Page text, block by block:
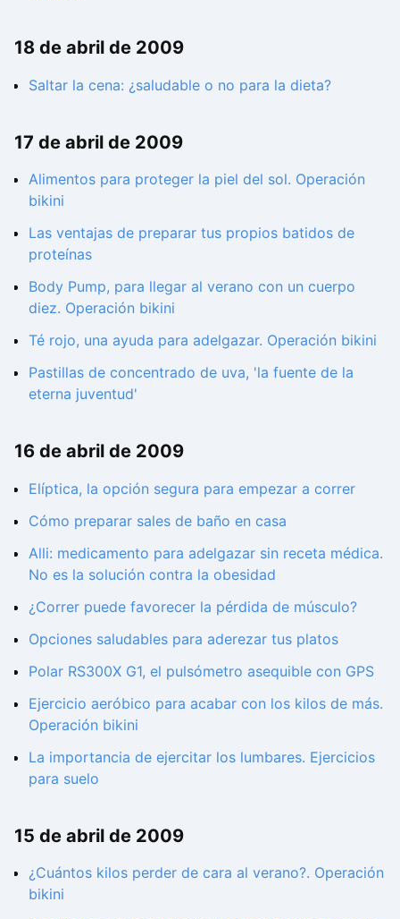
18 de abril de 2009
Saltar la cena: ¿saludable o no para la dieta?
17 de abril de 2009
Alimentos para proteger la piel del sol. Operación
bikini
Las ventajas de preparar tus propios batidos de
proteínas
Body Pump, para llegar al verano con un cuerpo
diez. Operación bikini
Té rojo, una ayuda para adelgazar. Operación bikini
Pastillas de concentrado de uva, 'la fuente de la
eterna juventud'
16 de abril de 2009
Elíptica, la opción segura para empezar a correr
Cómo preparar sales de baño en casa
Alli: medicamento para adelgazar sin receta médica.
No es la solución contra la obesidad
¿Correr puede favorecer la pérdida de músculo?
Opciones saludables para aderezar tus platos
Polar RS300X G1, el pulsómetro asequible con GPS
Ejercicio aeróbico para acabar con los kilos de más.
Operación bikini
La importancia de ejercitar los lumbares. Ejercicios
para suelo
15 de abril de 2009
¿Cuántos kilos perder de cara al verano?. Operación
bikini